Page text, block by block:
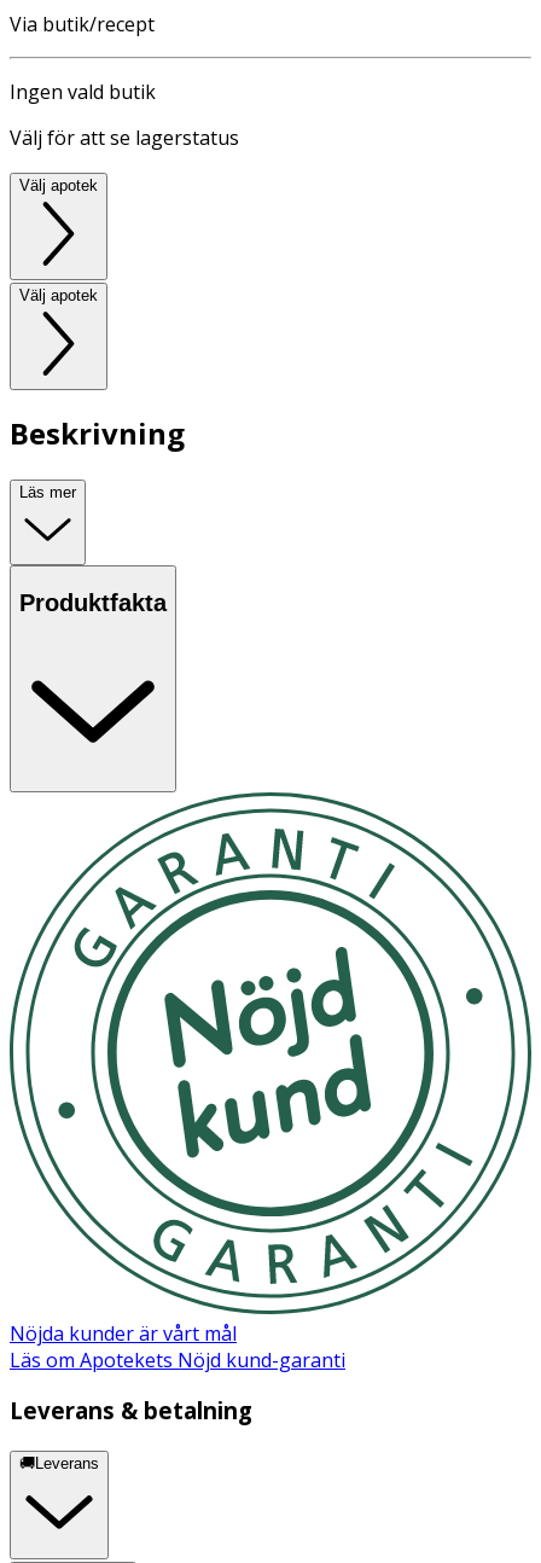
Via butik/recept
Ingen vald butik
Välj för att se lagerstatus
Välj apotek
Välj apotek
Beskrivning
Läs mer
Produktfakta
Nöjda kunder är vårt mål
Läs om Apotekets Nöjd kund-garanti
Leverans & betalning
🚚Leverans